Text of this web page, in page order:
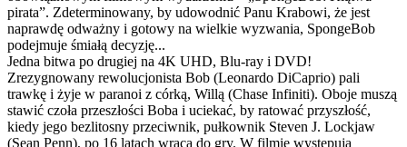
pirata”. Zdeterminowany, by udowodnić Panu Krabowi, że jest
naprawdę odważny i gotowy na wielkie wyzwania, SpongeBob
podejmuje śmiałą decyzję...
Jedna bitwa po drugiej na 4K UHD, Blu-ray i DVD!
Zrezygnowany rewolucjonista Bob (Leonardo DiCaprio) pali
trawkę i żyje w paranoi z córką, Willą (Chase Infiniti). Oboje muszą
stawić czoła przeszłości Boba i uciekać, by ratować przyszłość,
kiedy jego bezlitosny przeciwnik, pułkownik Steven J. Lockjaw
(Sean Penn), po 16 latach wraca do gry. W filmie występują